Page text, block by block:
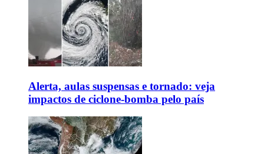
Alerta, aulas suspensas e tornado: veja
impactos de ciclone-bomba pelo país